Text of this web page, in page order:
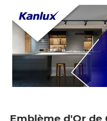
Emblème d'Or de